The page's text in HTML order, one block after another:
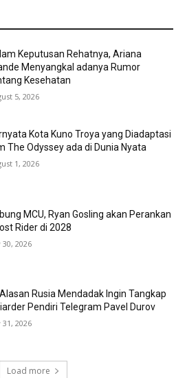
Keputusan Rehatnya, Ariana
Menyangkal adanya Rumor
Kesehatan
5, 2026
Kota Kuno Troya yang Diadaptasi
The Odyssey ada di Dunia Nyata
1, 2026
MCU, Ryan Gosling akan Perankan
Rider di 2028
30, 2026
Alasan Rusia Mendadak Ingin Tangkap
Pendiri Telegram Pavel Durov
31, 2026
Load more